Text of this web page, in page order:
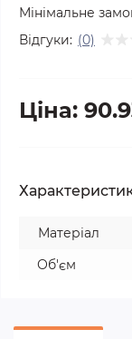
Мінімальне
Відгуки: (0)
Ціна:
Матеріал
Об'єм